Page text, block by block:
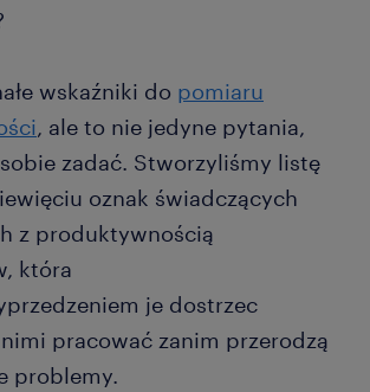
wskaźniki do pomiaru
, ale to nie jedyne pytania,
zadać. Stworzyliśmy listę
oznak świadczących
z produktywnością
która
je dostrzec
pracować zanim przerodzą
problemy.